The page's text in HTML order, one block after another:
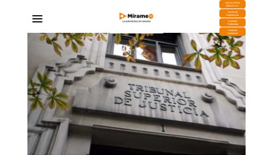
DESCARGA
MIRAPLAY
Buzón de
Sugerencias
Contratar
Publicidad
Contacto
Comercial